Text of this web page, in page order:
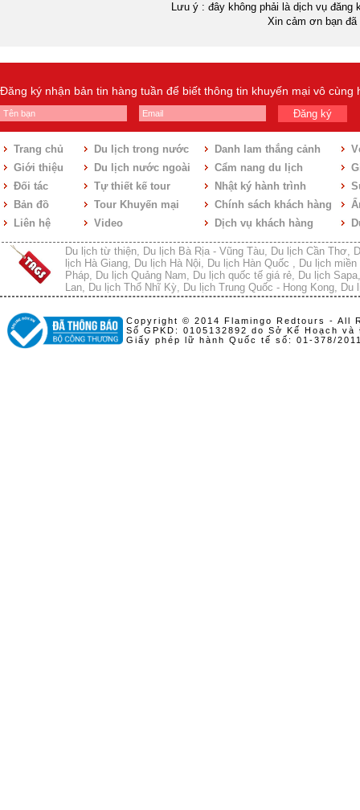
Lưu ý : đây không phải là dịch vụ
Xin cảm ơn bạn đã
Đăng ký nhận bản tin hàng tuần để biết thông tin khuyến mại vô cùng
Đăng ký
Trang chủ
Giới thiệu
Đối tác
Bản đồ
Liên hệ
Du lịch trong nước
Du lịch nước ngoài
Tự thiết kế tour
Tour Khuyến mại
Video
Danh lam thắng cảnh
Cẩm nang du lịch
Nhật ký hành trình
Chính sách khách hàng
Dịch vụ khách hàng
Du lịch từ thiện, Du lịch Bà Rịa - Vũng Tàu, Du lịch Cần Thơ,
lịch Hà Giang, Du lịch Hà Nội, Du lịch Hàn Quốc , Du lịch miền
Pháp, Du lịch Quảng Nam, Du lịch quốc tế giá rẻ, Du lịch Sapa
Lan, Du lịch Thổ Nhĩ Kỳ, Du lịch Trung Quốc - Hong Kong, Du
Copyright © 2014 Flamingo Redtours - All
Số GPKD: 0105132892 do Sở Kế Hoạch
Giấy phép lữ hành Quốc tế số: 01-378/